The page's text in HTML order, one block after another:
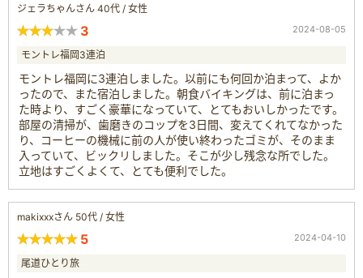
ジェラちゃんさん 40代 / 女性
3 2024-08-05
モントレ福岡3連泊
モントレ福岡に3連泊しました。以前にも何回か泊まって、よか
ったので、また宿泊しました。朝食バイキングは、前に泊まっ
た時より、すごく豪華になっていて、とてもおいしかったです。
部屋の清掃が、歯磨きのコップを3日間、変えてくれてなかった
り、コーヒーの機械に前の人が使い終わったゴミが、そのまま
入っていて、ビックリしました。そこが少し残念な所でした。
立地はすごくよくて、とても便利でした。
makixxxさん 50代 / 女性
5 2024-04-10
尾道ひとり旅